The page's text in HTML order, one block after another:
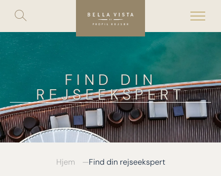
Skip
content
Toggle
search
FIND DIN
REJSEEKSPERT
Hjem Find din rejseekspert